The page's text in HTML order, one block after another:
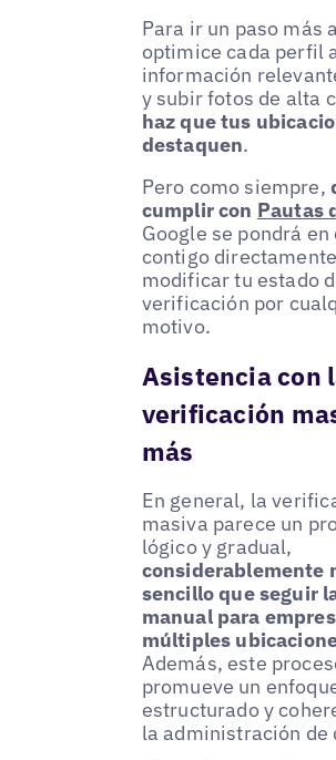
Para ir un paso más
optimice cada perfil
información
y subir fotos de alta
haz que tus
destaquen.
Pero como siempre,
cumplir con Pautas
Google se pondrá
contigo
modificar tu estado
verificación por
motivo.
Asistencia con
verificación
más
En general, la
masiva parece un
lógico y gradual,
considerablemente
sencillo que seguir
manual para
múltiples
Además, este
promueve un
estructurado y
la administración de